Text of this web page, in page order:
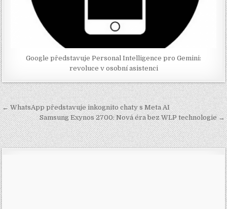
Google představuje Personal Intelligence pro Gemini:
revoluce v osobní asistenci
Navigace
pro
příspěvek
← WhatsApp představuje inkognito chaty s Meta AI
Samsung Exynos 2700: Nová éra bez WLP technologie →